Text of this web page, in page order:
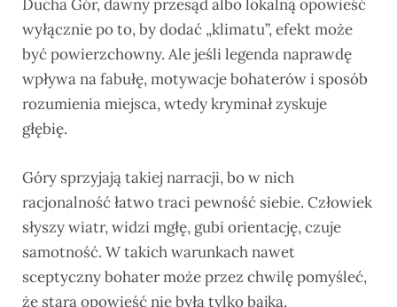
Ducha Gór, dawny przesąd albo lokalną opowieść
wyłącznie po to, by dodać „klimatu”, efekt może
być powierzchowny. Ale jeśli legenda naprawdę
wpływa na fabułę, motywacje bohaterów i sposób
rozumienia miejsca, wtedy kryminał zyskuje
głębię.
Góry sprzyjają takiej narracji, bo w nich
racjonalność łatwo traci pewność siebie. Człowiek
słyszy wiatr, widzi mgłę, gubi orientację, czuje
samotność. W takich warunkach nawet
sceptyczny bohater może przez chwilę pomyśleć,
że stara opowieść nie była tylko bajką.